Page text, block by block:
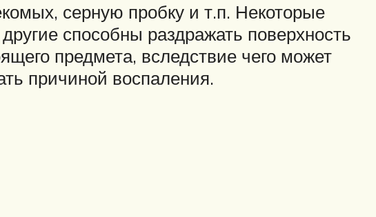
серную пробку и т.п. Некоторые
способны раздражать поверхность
предмета, вследствие чего может
причиной воспаления.